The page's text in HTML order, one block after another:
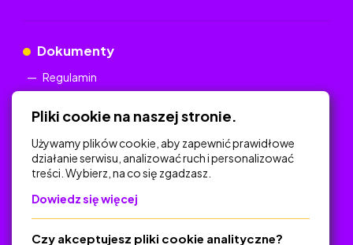
Dokumenty
Regulamin
Na skróty
Polityka Prywatności
Pliki cookie na naszej stronie.
Używamy plików cookie, aby zapewnić prawidłowe
działanie serwisu, analizować ruch i personalizować
treści. Wybierz, na co się zgadzasz.
Dowiedz się więcej
Czy akceptujesz pliki cookie analityczne?